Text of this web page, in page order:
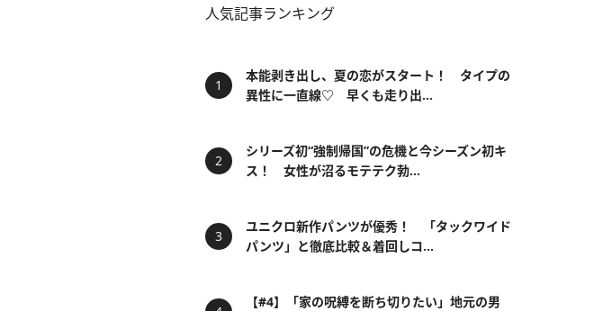
人気記事ランキング
本能剥き出し、夏の恋がスタート！ タイプの
異性に一直線♡ 早くも走り出...
シリーズ初“強制帰国”の危機と今シーズン初キ
ス！ 女性が沼るモテテク勃...
ユニクロ新作パンツが優秀！ 「タックワイド
パンツ」と徹底比較＆着回しコ...
【#4】「家の呪縛を断ち切りたい」地元の男